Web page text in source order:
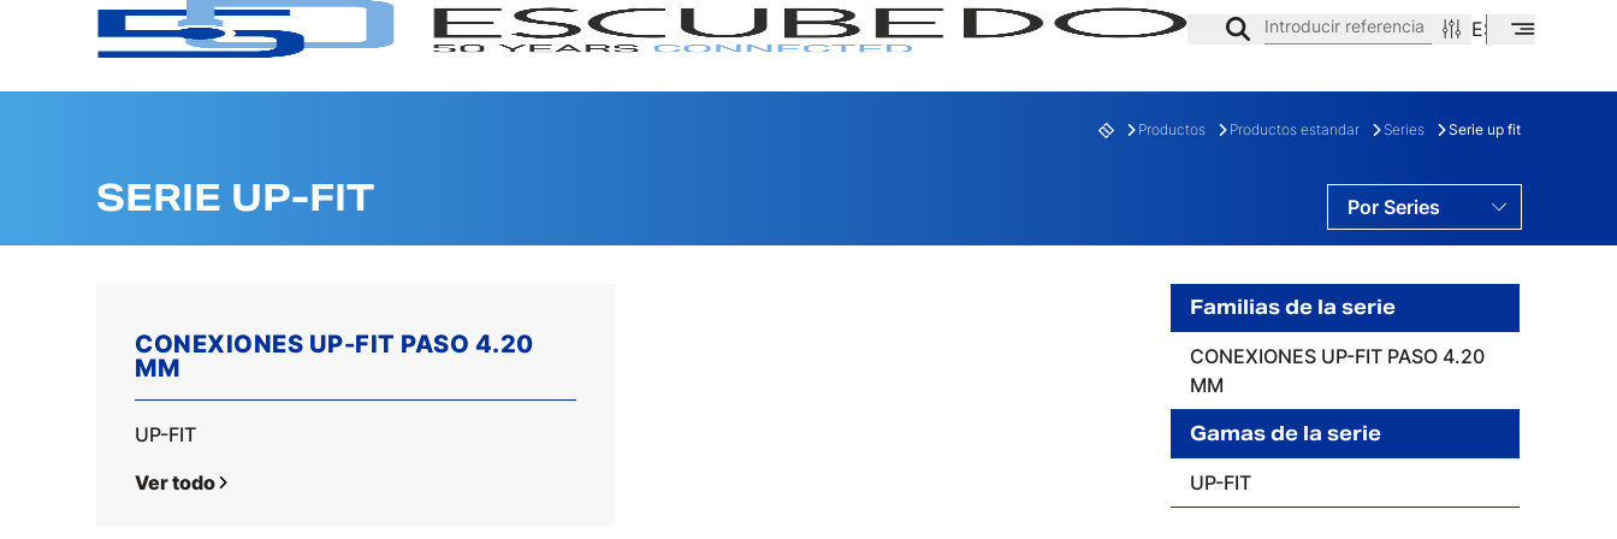
ES EN
Introducir referencia
FAMILIA
Productos Productos estandar Series Serie up fit
SERIE UP-FIT
Por Series
Por Familias
CONEXIONES UP-FIT PASO 4.20
MM
UP-FIT
Ver todo
Familias de la serie
CONEXIONES UP-FIT PASO 4.20
MM
Gamas de la serie
UP-FIT